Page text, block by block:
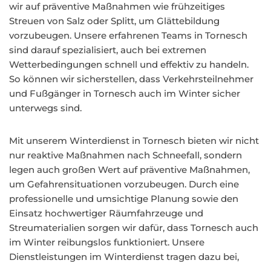
wir auf präventive Maßnahmen wie frühzeitiges
Streuen von Salz oder Splitt, um Glättebildung
vorzubeugen. Unsere erfahrenen Teams in Tornesch
sind darauf spezialisiert, auch bei extremen
Wetterbedingungen schnell und effektiv zu handeln.
So können wir sicherstellen, dass Verkehrsteilnehmer
und Fußgänger in Tornesch auch im Winter sicher
unterwegs sind.
Mit unserem Winterdienst in Tornesch bieten wir nicht
nur reaktive Maßnahmen nach Schneefall, sondern
legen auch großen Wert auf präventive Maßnahmen,
um Gefahrensituationen vorzubeugen. Durch eine
professionelle und umsichtige Planung sowie den
Einsatz hochwertiger Räumfahrzeuge und
Streumaterialien sorgen wir dafür, dass Tornesch auch
im Winter reibungslos funktioniert. Unsere
Dienstleistungen im Winterdienst tragen dazu bei,